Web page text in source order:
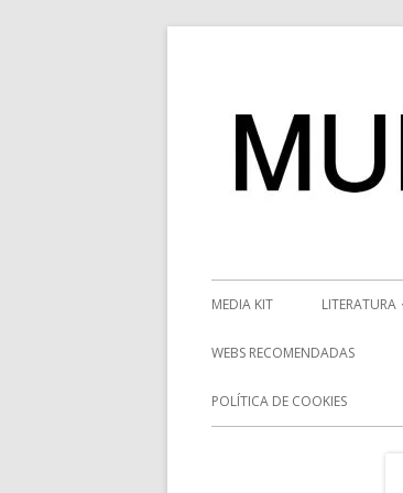
Menú
principal
MEDIA KIT LITERATURA
RESEÑAS
NOVEDADES
WEBS RECOMENDADAS
POLÍTICA DE COOKIES